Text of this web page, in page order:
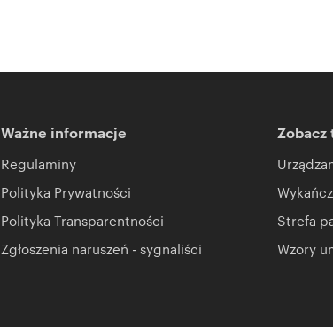
Ważne informacje
Regulaminy
Polityka Prywatności
Polityka Transparentności
Zgłoszenia naruszeń - sygnaliści
Zobacz
Strefa
Wzory